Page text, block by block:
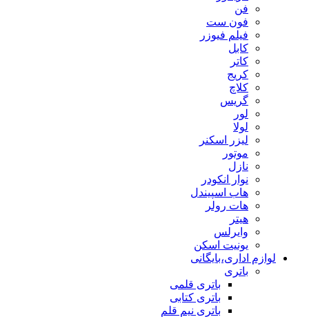
فن
فون ست
فیلم فیوزر
کابل
کاتر
کریج
کلاچ
گریس
لور
لولا
لیزر اسکنر
موتور
نازل
نوار انکودر
هاب اسپیندل
هات رولر
هیتر
وایرلس
یونیت اسکن
لوازم اداری،بایگانی
باتری
باتری قلمی
باتری کتابی
باتری نیم قلم